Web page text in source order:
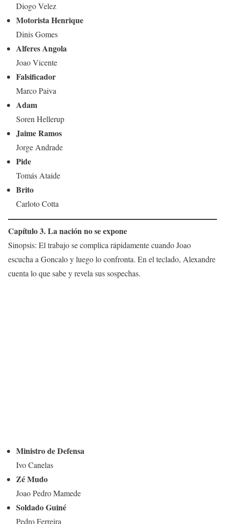
Diogo Velez
Motorista Henrique
Dinis Gomes
Alferes Angola
Joao Vicente
Falsificador
Marco Paiva
Adam
Soren Hellerup
Jaime Ramos
Jorge Andrade
Pide
Tomás Ataide
Brito
Carloto Cotta
Capítulo 3. La nación no se expone
Sinopsis: El trabajo se complica rápidamente cuando Joao
escucha a Goncalo y luego lo confronta. En el teclado, Alexandre
cuenta lo que sabe y revela sus sospechas.
Ministro de Defensa
Ivo Canelas
Zé Mudo
Joao Pedro Mamede
Soldado Guiné
Pedro Ferreira